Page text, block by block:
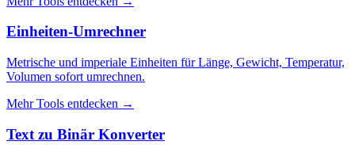
Einheiten-Umrechner
Metrische und imperiale Einheiten für Länge, Gewicht, Temperatur,
Volumen sofort umrechnen.
Mehr Tools entdecken →
Text zu Binär Konverter